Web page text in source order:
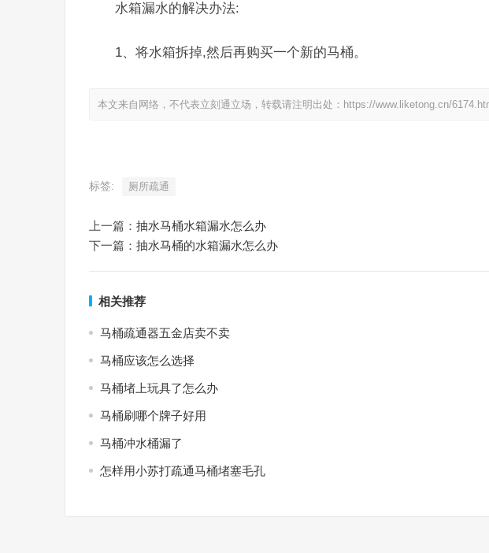
水箱漏水的解决办法:
1、将水箱拆掉,然后再购买一个新的马桶。
本文来自网络，不代表立刻通立场，转载请注明出处：https://www.liketong.cn/
标签: 厕所疏通
上一篇： 抽水马桶水箱漏水怎么办
下一篇： 抽水马桶的水箱漏水怎么办
相关推荐
马桶疏通器五金店卖不卖
马桶应该怎么选择
马桶堵上玩具了怎么办
马桶刷哪个牌子好用
马桶冲水桶漏了
怎样用小苏打疏通马桶堵塞毛孔